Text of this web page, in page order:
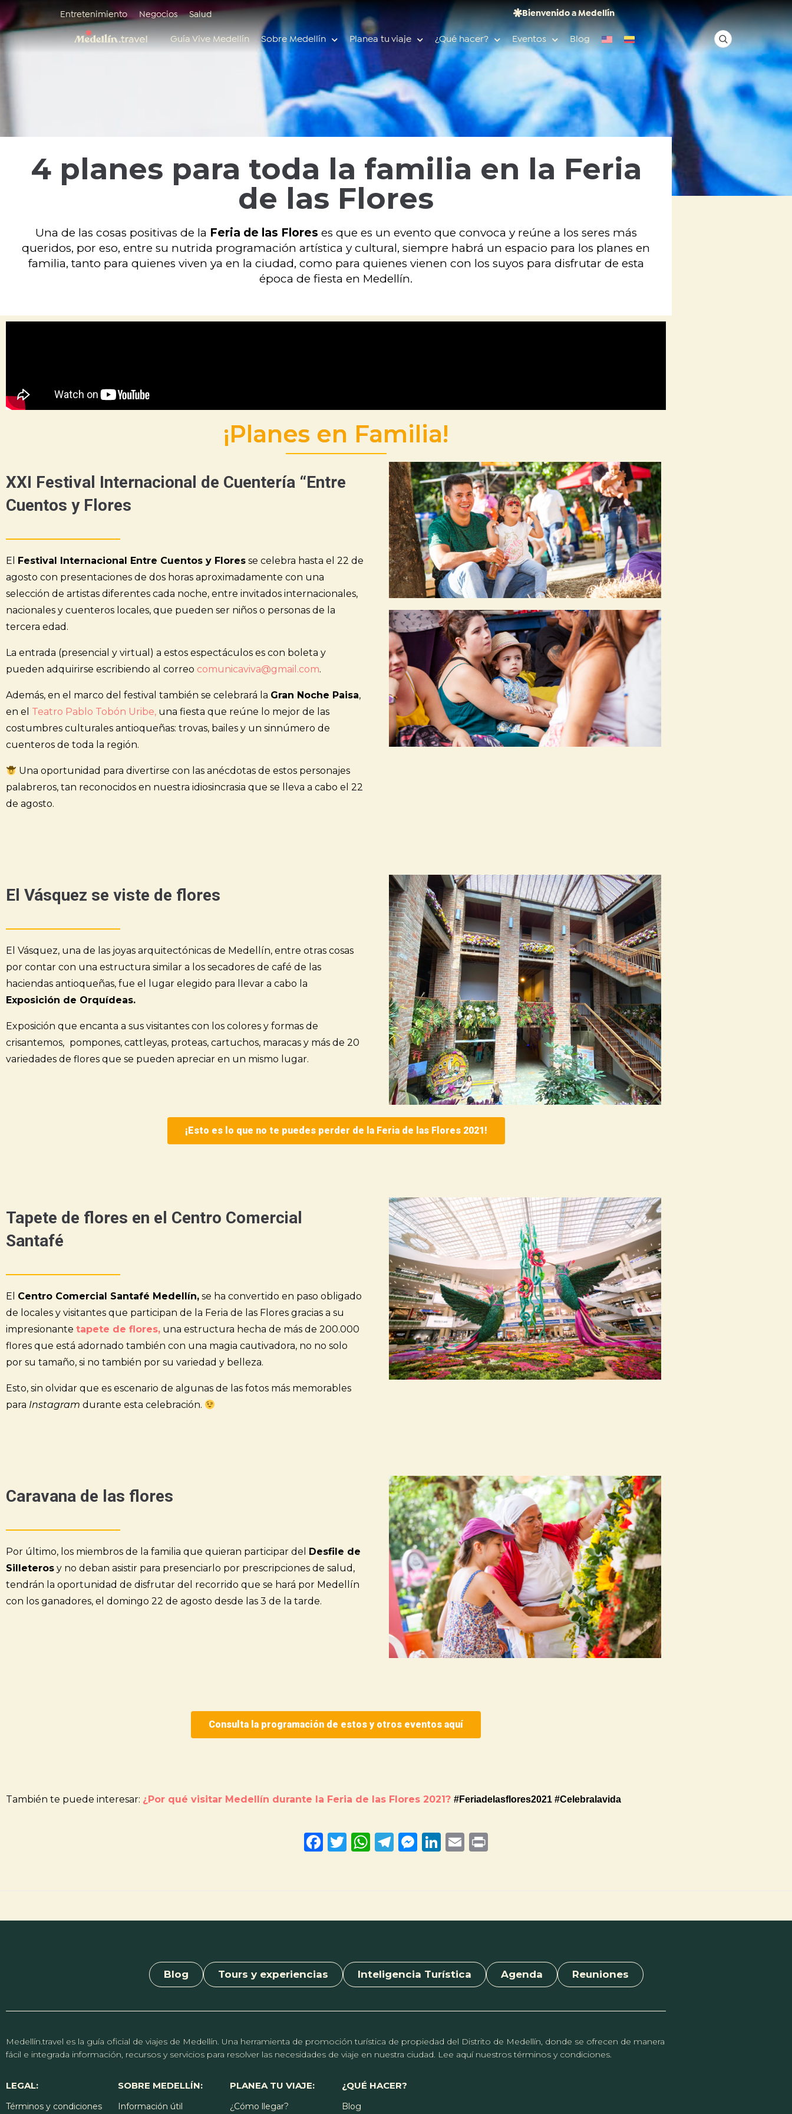
Entretenimiento Negocios Salud Bienvenido a Medellín
Guía Vive Medellín Sobre Medellín Planea tu viaje ¿Qué hacer? Eventos Blog
Búsquedas populares
Planeador de viaje
Guías de ciudad
Acceso rápido
Feria de las flores Anfitriones de ciudad
4 planes para toda la familia en la Feria
de las Flores
Una de las cosas positivas de la Feria de las Flores es que es un evento que convoca y reúne a los seres más
queridos, por eso, entre su nutrida programación artística y cultural, siempre habrá un espacio para los planes en
familia, tanto para quienes viven ya en la ciudad, como para quienes vienen con los suyos para disfrutar de esta
época de fiesta en Medellín.
¡Planes en Familia!
XXI Festival Internacional de Cuentería “Entre
Cuentos y Flores
El Festival Internacional Entre Cuentos y Flores se celebra hasta el 22 de
agosto con presentaciones de dos horas aproximadamente con una
selección de artistas diferentes cada noche, entre invitados internacionales,
nacionales y cuenteros locales, que pueden ser niños o personas de la
tercera edad.
La entrada (presencial y virtual) a estos espectáculos es con boleta y
pueden adquirirse escribiendo al correo comunicaviva@gmail.com.
Además, en el marco del festival también se celebrará la Gran Noche Paisa,
en el Teatro Pablo Tobón Uribe, una fiesta que reúne lo mejor de las
costumbres culturales antioqueñas: trovas, bailes y un sinnúmero de
cuenteros de toda la región.
Una oportunidad para divertirse con las anécdotas de estos personajes
palabreros, tan reconocidos en nuestra idiosincrasia que se lleva a cabo el 22
de agosto.
El Vásquez se viste de flores
El Vásquez, una de las joyas arquitectónicas de Medellín, entre otras cosas
por contar con una estructura similar a los secadores de café de las
haciendas antioqueñas, fue el lugar elegido para llevar a cabo la
Exposición de Orquídeas.
Exposición que encanta a sus visitantes con los colores y formas de
crisantemos, pompones, cattleyas, proteas, cartuchos, maracas y más de 20
variedades de flores que se pueden apreciar en un mismo lugar.
¡Esto es lo que no te puedes perder de la Feria de las Flores 2021!
Tapete de flores en el Centro Comercial
Santafé
El Centro Comercial Santafé Medellín, se ha convertido en paso obligado
de locales y visitantes que participan de la Feria de las Flores gracias a su
impresionante tapete de flores, una estructura hecha de más de 200.000
flores que está adornado también con una magia cautivadora, no no solo
por su tamaño, si no también por su variedad y belleza.
Esto, sin olvidar que es escenario de algunas de las fotos más memorables
para Instagram durante esta celebración.
Caravana de las flores
Por último, los miembros de la familia que quieran participar del
Desfile de
Silleteros y no deban asistir para presenciarlo por prescripciones de salud,
tendrán la oportunidad de disfrutar del recorrido que se hará por Medellín
con los ganadores, el domingo 22 de agosto desde las 3 de la tarde.
Consulta la programación de estos y otros eventos aquí
También te puede interesar: ¿Por qué visitar Medellín durante la Feria de las Flores 2021? #Feriadelasflores2021 #Celebralavida
F
o
T W
A
T
a
M
g
Li
n
E
Blog Tours y experiencias Inteligencia Turística Agenda Reuniones
Medellín.travel es la guía oficial de viajes de Medellín. Una herramienta de promoción turística de propiedad del Distrito de Medellín, donde se ofrecen de manera
fácil e integrada información, recursos y servicios para resolver las necesidades de viaje en nuestra ciudad. Lee aquí nuestros términos y condiciones.
LEGAL:
Términos y condiciones
SOBRE MEDELLÍN:
Información útil
PLANEA TU VIAJE:
¿Cómo llegar?
¿QUÉ HACER?
Blog